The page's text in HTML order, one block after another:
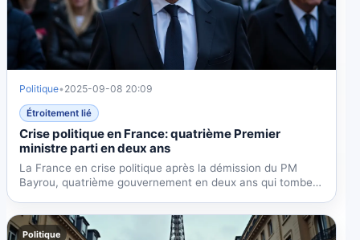
Politique• 2025-09-08 20:09
Étroitement lié
Crise politique en France: quatrième Premier
ministre parti en deux ans
La France en crise politique après la démission du PM
Bayrou, quatrième gouvernement en deux ans qui tombe
Politique